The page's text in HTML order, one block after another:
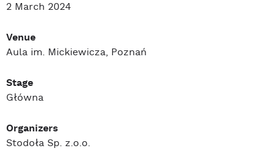
2 March 2024
Venue
Aula im. Mickiewicza, Poznań
Stage
Główna
Organizers
Stodoła Sp. z.o.o.